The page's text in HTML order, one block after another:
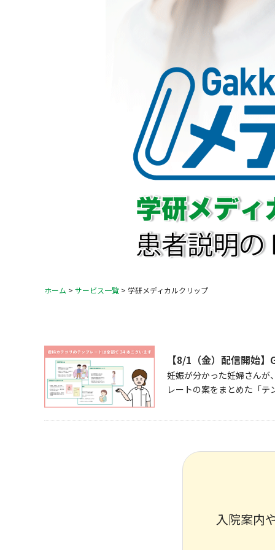
ホーム > サービス一覧 > 学研メディカルクリップ
【8/1（金）配信開始
妊娠が分かった妊婦さんが
レートの案をまとめた「
入院案内